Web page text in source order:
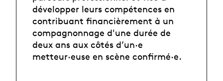
développer leurs compétences en
contribuant financièrement à un
compagnonnage d'une durée de
deux ans aux côtés d’un·e
metteur·euse en scène confirmé·e.